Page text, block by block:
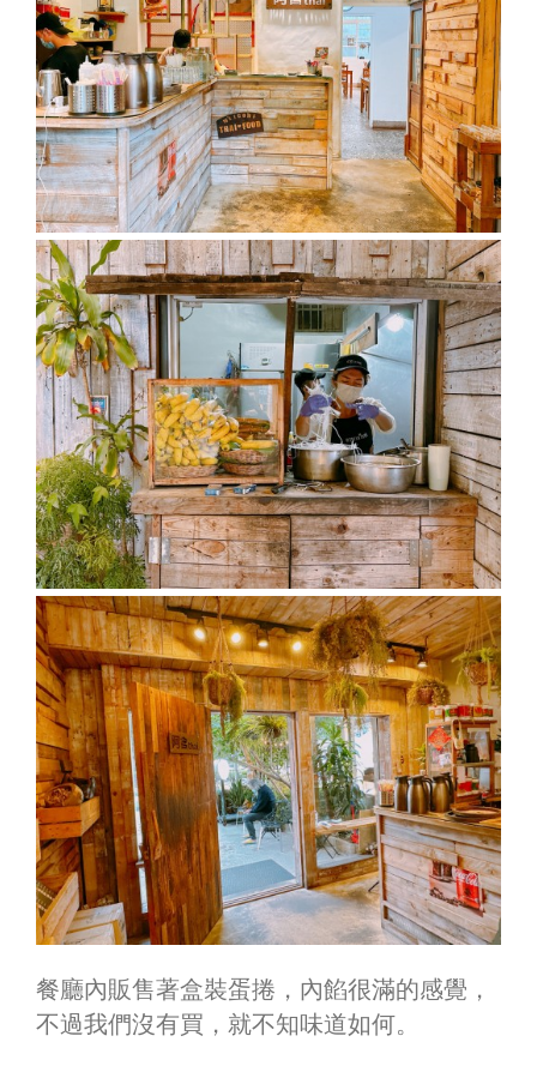
餐廳內販售著盒裝蛋捲，內餡很滿的感覺，
不過我們沒有買，就不知味道如何。